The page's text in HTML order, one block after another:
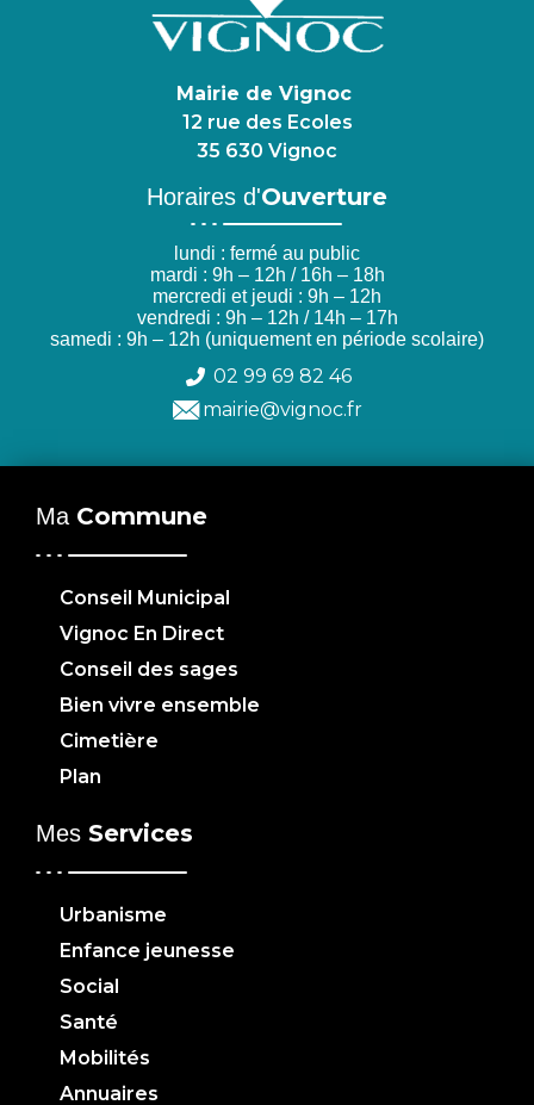
Mairie de Vignoc
12 rue des Ecoles
35 630 Vignoc
Horaires d'Ouverture
lundi : fermé au public
mardi : 9h – 12h / 16h – 18h
mercredi et jeudi : 9h – 12h
vendredi : 9h – 12h / 14h – 17h
samedi : 9h – 12h (uniquement en période scolaire)
02 99 69 82 46
mairie@vignoc.fr
Ma Commune
Conseil Municipal
Vignoc En Direct
Conseil des sages
Bien vivre ensemble
Cimetière
Plan
Mes Services
Urbanisme
Enfance jeunesse
Social
Santé
Mobilités
Annuaires